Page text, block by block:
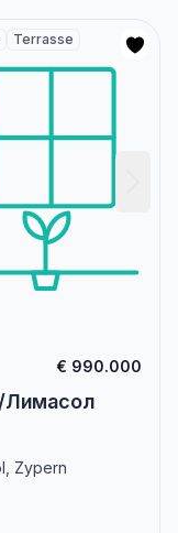
Terrasse
€ 990.000
Лимасол
Zypern